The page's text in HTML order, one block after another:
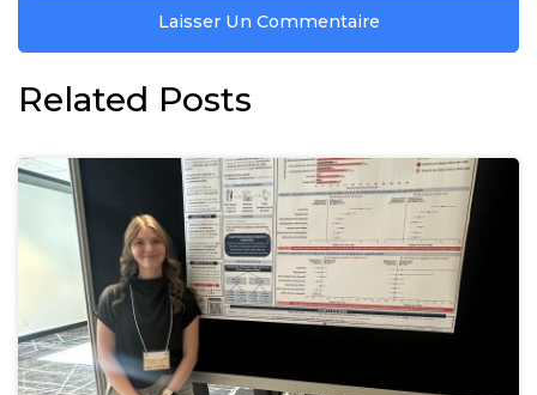
Related Posts